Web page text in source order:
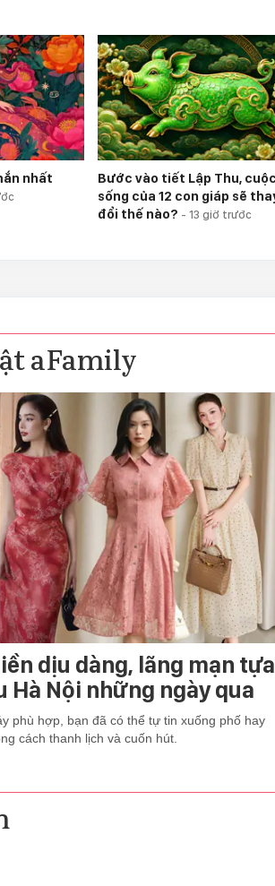
nhất
Bước vào tiết Lập Thu, cuộc
sống của 12 con giáp sẽ
đổi thế nào? - 13 giờ trước
aFamily
dịu dàng, lãng mạn tựa
Nội những ngày qua
phù hợp, bạn đã có thể tự tin xuống phố hay
cách thanh lịch và cuốn hút.